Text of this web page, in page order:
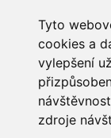
Tyto
cookies a
vylepšení
zdroje
O nás
Kontakt
Reklamace,
smlouvy